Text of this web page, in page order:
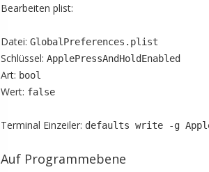
Bearbeiten plist:
Datei: GlobalPreferences.plist
Schlüssel: ApplePressAndHoldEnabled
Art: bool
Wert: false
Terminal Einzeiler: defaults write -g
Auf Programmebene